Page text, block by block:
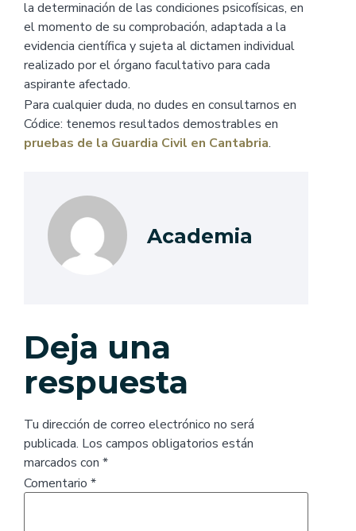
la determinación de las condiciones psicofísicas, en
el momento de su comprobación, adaptada a la
evidencia científica y sujeta al dictamen individual
realizado por el órgano facultativo para cada
aspirante afectado.
Para cualquier duda, no dudes en consultarnos en
Códice: tenemos resultados demostrables en
pruebas de la Guardia Civil en Cantabria.
Academia
Deja una
respuesta
Tu dirección de correo electrónico no será
publicada. Los campos obligatorios están
marcados con *
Comentario *